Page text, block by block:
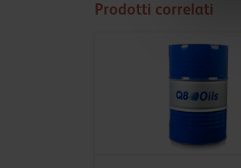
Prodotti correlati